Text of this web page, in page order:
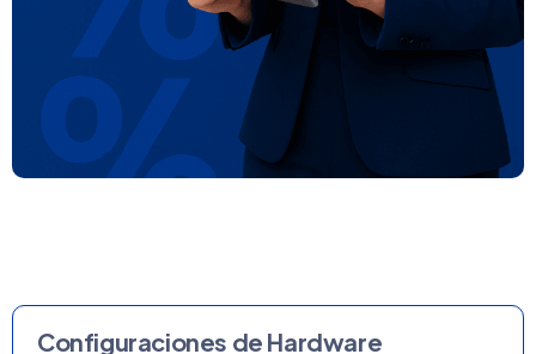
Configuraciones de Hardware